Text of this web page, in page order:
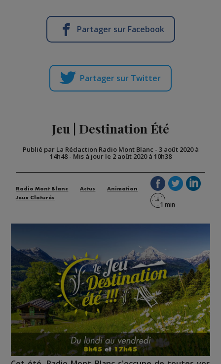
Partager sur Facebook
Partager sur Twitter
Jeu | Destination Été
Publié par La Rédaction Radio Mont Blanc - 3 août 2020 à
14h48- Mis à jour le 2 août 2020 à 10h38
Radio Mont Blanc Actus
Animation
Jeux Cloturés